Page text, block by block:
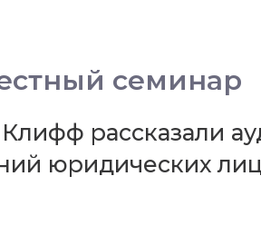
семинар
рассказали
юридических